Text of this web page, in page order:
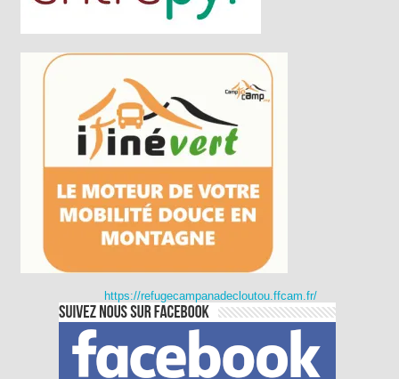
https://refugecampanadecloutou.ffcam.fr/